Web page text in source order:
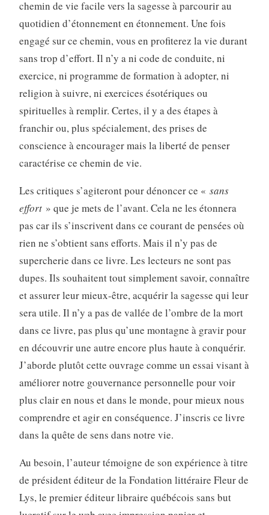
chemin de vie facile vers la sagesse à parcourir au
quotidien d’étonnement en étonnement. Une fois
engagé sur ce chemin, vous en profiterez la vie durant
sans trop d’effort. Il n’y a ni code de conduite, ni
exercice, ni programme de formation à adopter, ni
religion à suivre, ni exercices ésotériques ou
spirituelles à remplir. Certes, il y a des étapes à
franchir ou, plus spécialement, des prises de
conscience à encourager mais la liberté de penser
caractérise ce chemin de vie.
Les critiques s’agiteront pour dénoncer ce « sans
effort» que je mets de l’avant. Cela ne les étonnera
pas car ils s’inscrivent dans ce courant de pensées où
rien ne s’obtient sans efforts. Mais il n’y pas de
supercherie dans ce livre. Les lecteurs ne sont pas
dupes. Ils souhaitent tout simplement savoir, connaître
et assurer leur mieux-être, acquérir la sagesse qui leur
sera utile. Il n’y a pas de vallée de l’ombre de la mort
dans ce livre, pas plus qu’une montagne à gravir pour
en découvrir une autre encore plus haute à conquérir.
J’aborde plutôt cette ouvrage comme un essai visant à
améliorer notre gouvernance personnelle pour voir
plus clair en nous et dans le monde, pour mieux nous
comprendre et agir en conséquence. J’inscris ce livre
dans la quête de sens dans notre vie.
Au besoin, l’auteur témoigne de son expérience à titre
de président éditeur de la Fondation littéraire Fleur de
Lys, le premier éditeur libraire québécois sans but